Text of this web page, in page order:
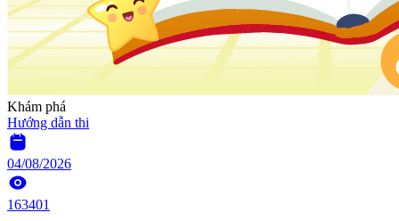
Khám phá
Hướng dẫn thi
04/08/2026
163401